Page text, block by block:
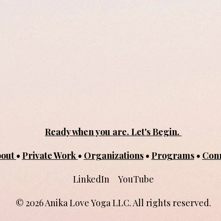
Ready when you are. Let's Begin.
• Private Work• Organizations• Programs•
LinkedIn YouTube
© 2026 Anika Love Yoga LLC. All rights reserved.